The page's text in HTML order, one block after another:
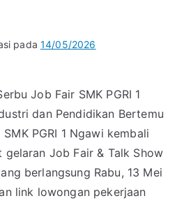
pada 14/05/2026
Job Fair SMK PGRI 1
dan Pendidikan Bertemu
PGRI 1 Ngawi kembali
Job Fair & Talk Show
berlangsung Rabu, 13 Mei
link lowongan pekerjaan